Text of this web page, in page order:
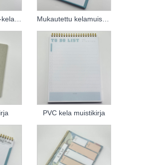
PVC kela muistikirja